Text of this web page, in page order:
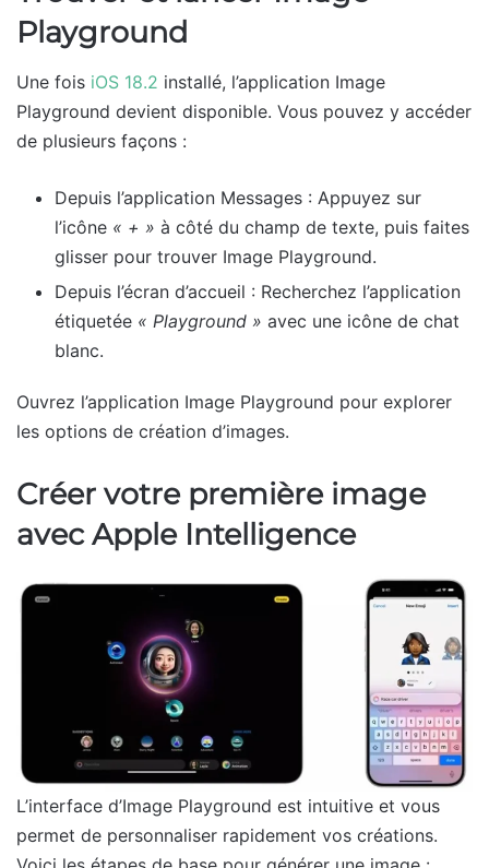
Playground
Une fois iOS 18.2 installé, l’application Image
Playground devient disponible. Vous pouvez y accéder
de plusieurs façons :
Depuis l’application Messages : Appuyez sur
l’icône « + » à côté du champ de texte, puis faites
glisser pour trouver Image Playground.
Depuis l’écran d’accueil : Recherchez l’application
étiquetée « Playground » avec une icône de chat
blanc.
Ouvrez l’application Image Playground pour explorer
les options de création d’images.
Créer votre première image
avec Apple Intelligence
L’interface d’Image Playground est intuitive et vous
permet de personnaliser rapidement vos créations.